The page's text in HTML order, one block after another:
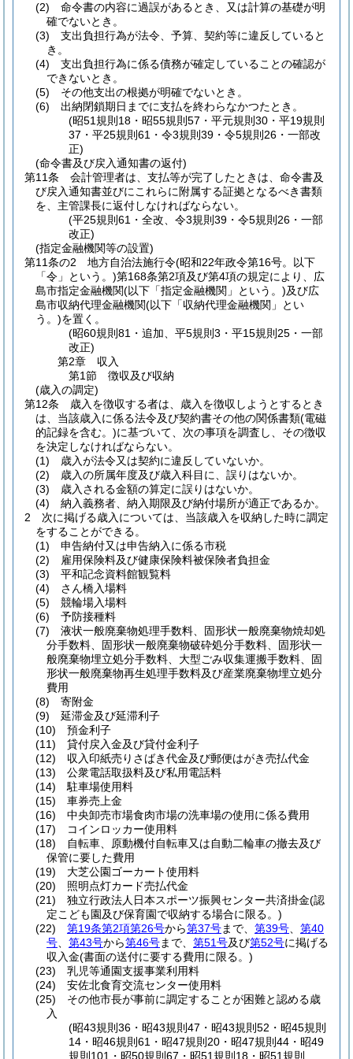
(2)
命令書の内容に過誤があるとき、又は計算の基礎が明
確でないとき。
(3)
支出負担行為が法令、予算、契約等に違反していると
き。
(4)
支出負担行為に係る債務が確定していることの確認が
できないとき。
(5)
その他支出の根拠が明確でないとき。
(6)
出納閉鎖期日までに支払を終わらなかつたとき。
(昭51規則18・昭55規則57・平元規則30・平19規則
37・平25規則61・令3規則39・令5規則26・一部改
正)
(命令書及び戻入通知書の返付)
第11条
会計管理者は、支払等が完了したときは、命令書及
び戻入通知書並びにこれらに附属する証拠となるべき書類
を、主管課長に返付しなければならない。
(平25規則61・全改、令3規則39・令5規則26・一部
改正)
(指定金融機関等の設置)
第11条の2
地方自治法施行令(昭和22年政令第16号。以下
「令」という。)第168条第2項及び第4項の規定により、広
島市指定金融機関(以下「指定金融機関」という。)及び広
島市収納代理金融機関(以下「収納代理金融機関」とい
う。)を置く。
(昭60規則81・追加、平5規則3・平15規則25・一部
改正)
第2章
収入
第1節
徴収及び収納
(歳入の調定)
第12条
歳入を徴収する者は、歳入を徴収しようとするとき
は、当該歳入に係る法令及び契約書その他の関係書類(電磁
的記録を含む。)に基づいて、次の事項を調査し、その徴収
を決定しなければならない。
(1)
歳入が法令又は契約に違反していないか。
(2)
歳入の所属年度及び歳入科目に、誤りはないか。
(3)
歳入される金額の算定に誤りはないか。
(4)
納入義務者、納入期限及び納付場所が適正であるか。
2
次に掲げる歳入については、当該歳入を収納した時に調定
をすることができる。
(1)
申告納付又は申告納入に係る市税
(2)
雇用保険料及び健康保険料被保険者負担金
(3)
平和記念資料館観覧料
(4)
さん橋入場料
(5)
競輪場入場料
(6)
予防接種料
(7)
液状一般廃棄物処理手数料、固形状一般廃棄物焼却処
分手数料、固形状一般廃棄物破砕処分手数料、固形状一
般廃棄物埋立処分手数料、大型ごみ収集運搬手数料、固
形状一般廃棄物再生処理手数料及び産業廃棄物埋立処分
費用
(8)
寄附金
(9)
延滞金及び延滞利子
(10)
預金利子
(11)
貸付戻入金及び貸付金利子
(12)
収入印紙売りさばき代金及び郵便はがき売払代金
(13)
公衆電話取扱料及び私用電話料
(14)
駐車場使用料
(15)
車券売上金
(16)
中央卸売市場食肉市場の洗車場の使用に係る費用
(17)
コインロッカー使用料
(18)
自転車、原動機付自転車又は自動二輪車の撤去及び
保管に要した費用
(19)
大芝公園ゴーカート使用料
(20)
照明点灯カード売払代金
(21)
独立行政法人日本スポーツ振興センター共済掛金(認
定こども園及び保育園で収納する場合に限る。)
(22)
第19条第2項第26号から第37号まで、 第39号
第40
号
第43号から第46号まで、 第51号及び第52号に掲げる
収入金(書面の送付に要する費用に限る。)
(23)
乳児等通園支援事業利用料
(24)
安佐北食育交流センター使用料
(25)
その他市長が事前に調定することが困難と認める歳
入
(昭43規則36・昭43規則47・昭43規則52・昭45規則
14・昭46規則61・昭47規則20・昭47規則44・昭49
規則101・昭50規則67・昭51規則18・昭51規則